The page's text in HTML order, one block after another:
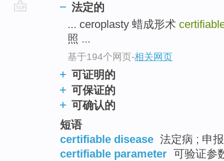
法定的
... ceroplasty 蜡成形术
照 ...
基于194个网页-相关网页
可证明的
可保证的
可确认的
短语
certifiable disease 法定病 ; 申
certifiable parameter 可验证参